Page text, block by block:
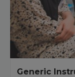
Generic